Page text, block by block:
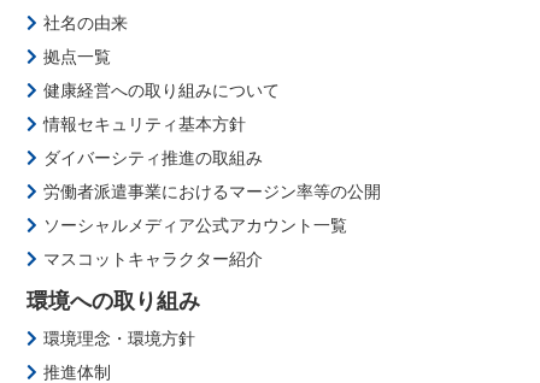
社名の由来
拠点一覧
健康経営への取り組みについて
情報セキュリティ基本方針
ダイバーシティ推進の取組み
労働者派遣事業におけるマージン率等の公開
ソーシャルメディア公式アカウント一覧
マスコットキャラクター紹介
環境への取り組み
環境理念・環境方針
推進体制